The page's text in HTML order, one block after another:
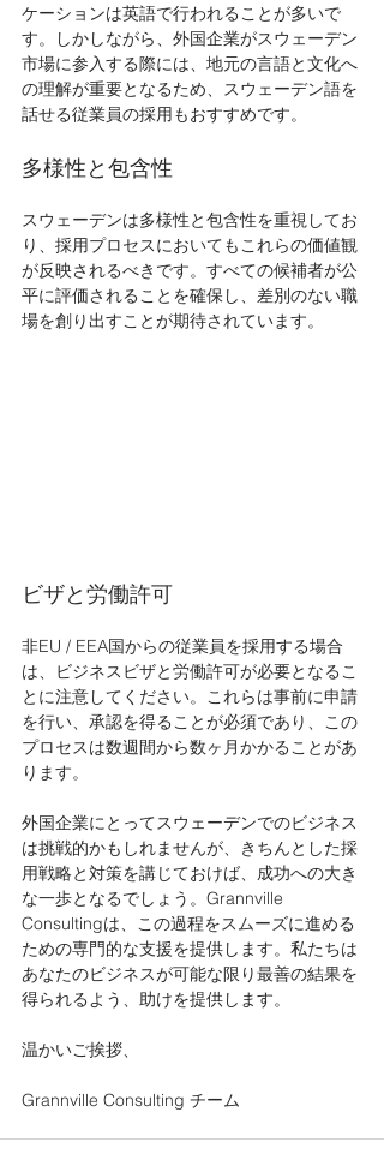
ケーションは英語で行われることが多いで
す。しかしながら、外国企業がスウェーデン
市場に参入する際には、地元の言語と文化へ
の理解が重要となるため、スウェーデン語を
話せる従業員の採用もおすすめです。
多様性と包含性
スウェーデンは多様性と包含性を重視してお
り、採用プロセスにおいてもこれらの価値観
が反映されるべきです。すべての候補者が公
平に評価されることを確保し、差別のない職
場を創り出すことが期待されています。
ビザと労働許可
非EU / EEA国からの従業員を採用する場合
は、ビジネスビザと労働許可が必要となるこ
とに注意してください。これらは事前に申請
を行い、承認を得ることが必須であり、この
プロセスは数週間から数ヶ月かかることがあ
ります。
外国企業にとってスウェーデンでのビジネス
は挑戦的かもしれませんが、きちんとした採
用戦略と対策を講じておけば、成功への大き
な一歩となるでしょう。Grannville
Consultingは、この過程をスムーズに進める
ための専門的な支援を提供します。私たちは
あなたのビジネスが可能な限り最善の結果を
得られるよう、助けを提供します。
温かいご挨拶、
Grannville Consulting チーム